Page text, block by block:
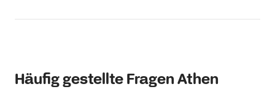
Häufig gestellte Fragen Athen